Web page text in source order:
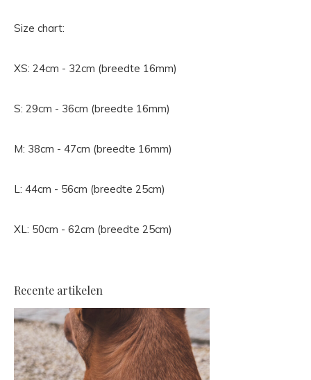
Size chart:
XS: 24cm - 32cm (breedte 16mm)
S: 29cm - 36cm (breedte 16mm)
M: 38cm - 47cm (breedte 16mm)
L: 44cm - 56cm (breedte 25cm)
XL: 50cm - 62cm (breedte 25cm)
Recente artikelen